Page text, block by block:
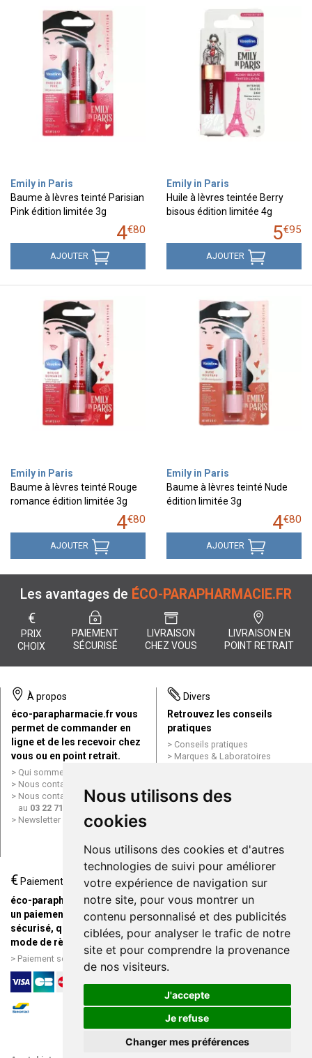
Nous utilisons des
cookies
Nous utilisons des cookies et d'autres
technologies de suivi pour améliorer
votre expérience de navigation sur
notre site, pour vous montrer un
contenu personnalisé et des publicités
ciblées, pour analyser le trafic de notre
site et pour comprendre la provenance
de nos visiteurs.
J'accepte
Je refuse
Changer mes préférences
Emily in Paris
Baume à lèvres teinté Parisian
Pink édition limitée 3g
4€80
AJOUTER
Emily in Paris
Huile à lèvres teintée Berry
bisous édition limitée 4g
5€95
AJOUTER
Emily in Paris
Baume à lèvres teinté Rouge
romance édition limitée 3g
4€80
AJOUTER
Emily in Paris
Baume à lèvres teinté Nude
édition limitée 3g
4€80
AJOUTER
Les avantages de ÉCO-PARAPHARMACIE.FR
€
PRIX
CHOIX
PAIEMENT
SÉCURISÉ
LIVRAISON
CHEZ VOUS
LIVRAISON EN
POINT RETRAIT
À propos
éco-parapharmacie.fr vous
permet de commander en
ligne et de les recevoir chez
vous ou en point retrait.
Qui sommes nous ?
Nous contacter par e-mail
Nous contacter par téléphone
au 03 22 71 64 10
Newsletter
Divers
Retrouvez les conseils
pratiques
Conseils pratiques
Marques & Laboratoires
Mentions légales
Données personnelles
ligne
€ Paiement
éco-parapharmacie.fr offre
un paiement entièrement
sécurisé, quel que soit le
mode de règlement
Paiement sécurisé et simple
Livraison / Point retrait
Commandez en ligne et
recevez votre commande
rapidement chez vous ou en
point retrait
Livraison chez vous ou en